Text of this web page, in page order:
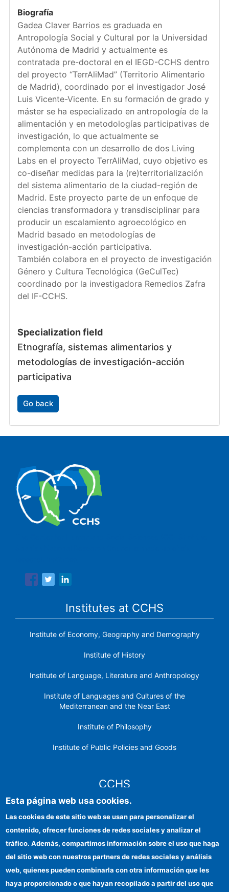
Biografía
Gadea Claver Barrios es graduada en
Antropología Social y Cultural por la Universidad
Autónoma de Madrid y actualmente es
contratada pre-doctoral en eI IEGD-CCHS dentro
del proyecto “TerrAliMad” (Territorio Alimentario
de Madrid), coordinado por el investigador José
Luis Vicente-Vicente. En su formación de grado y
máster se ha especializado en antropología de la
alimentación y en metodologías participativas de
investigación, lo que actualmente se
complementa con un desarrollo de dos Living
Labs en el proyecto TerrAliMad, cuyo objetivo es
co-diseñar medidas para la (re)territorialización
del sistema alimentario de la ciudad-región de
Madrid. Este proyecto parte de un enfoque de
ciencias transformadora y transdisciplinar para
producir un escalamiento agroecológico en
Madrid basado en metodologías de
investigación-acción participativa.
También colabora en el proyecto de investigación
Género y Cultura Tecnológica (GeCulTec)
coordinado por la investigadora Remedios Zafra
del IF-CCHS.
Specialization field
Etnografía, sistemas alimentarios y
metodologías de investigación-acción
participativa
Go back
Institutes at CCHS
Institute of Economy, Geography and Demography
Institute of History
Institute of Language, Literature and Anthropology
Institute of Languages ​​and Cultures of the
Mediterranean and the Near East
Institute of Philosophy
Institute of Public Policies and Goods
CCHS
Institutional identity
FEDER funds
Esta página web usa cookies.
Las cookies de este sitio web se usan para personalizar el
contenido, ofrecer funciones de redes sociales y analizar el
tráfico. Además, compartimos información sobre el uso que haga
del sitio web con nuestros partners de redes sociales y análisis
web, quienes pueden combinarla con otra información que les
haya proporcionado o que hayan recopilado a partir del uso que